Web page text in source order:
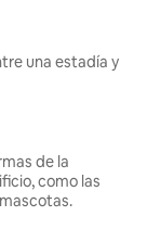
una estadía y
de la
como las